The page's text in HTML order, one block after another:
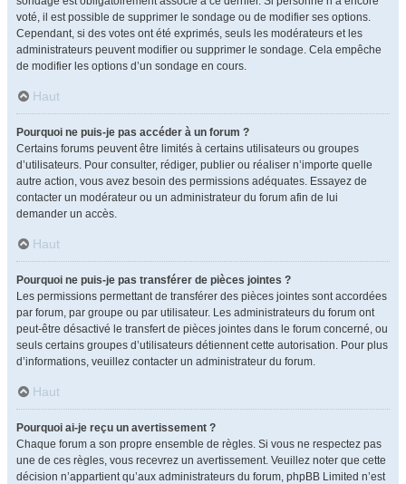
voté, il est possible de supprimer le sondage ou de modifier ses options.
Cependant, si des votes ont été exprimés, seuls les modérateurs et les
administrateurs peuvent modifier ou supprimer le sondage. Cela empêche
de modifier les options d’un sondage en cours.
Haut
Pourquoi ne puis-je pas accéder à un forum ?
Certains forums peuvent être limités à certains utilisateurs ou groupes
d’utilisateurs. Pour consulter, rédiger, publier ou réaliser n’importe quelle
autre action, vous avez besoin des permissions adéquates. Essayez de
contacter un modérateur ou un administrateur du forum afin de lui
demander un accès.
Haut
Pourquoi ne puis-je pas transférer de pièces jointes ?
Les permissions permettant de transférer des pièces jointes sont accordées
par forum, par groupe ou par utilisateur. Les administrateurs du forum ont
peut-être désactivé le transfert de pièces jointes dans le forum concerné, ou
seuls certains groupes d’utilisateurs détiennent cette autorisation. Pour plus
d’informations, veuillez contacter un administrateur du forum.
Haut
Pourquoi ai-je reçu un avertissement ?
Chaque forum a son propre ensemble de règles. Si vous ne respectez pas
une de ces règles, vous recevrez un avertissement. Veuillez noter que cette
décision n’appartient qu’aux administrateurs du forum, phpBB Limited n’est